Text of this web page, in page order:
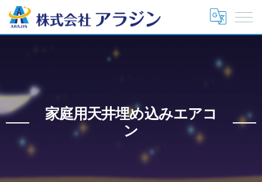
家庭用天井埋め込みエアコ
ン